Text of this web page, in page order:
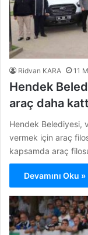
Ridvan KARA 11
Hendek
araç daha
Hendek Belediyesi,
vermek için araç
kapsamda araç
Devamını Oku »